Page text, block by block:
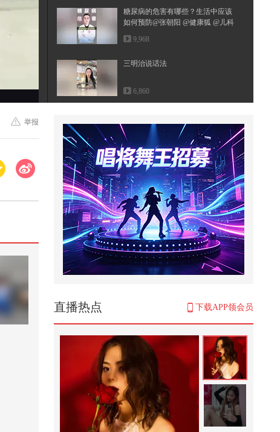
糖尿病的危害有哪些？生活中应该
如何预防@张朝阳 @健康狐 @儿科
马...
9,968
三明治说话法
6,860
1,399
海边遇到馆长一起玩，寻找光头卡
片，奶龙、雪王、假面、一拳超人
2,878
4多国扎堆免签都没用，中国游客
不爱出国了，背后是文化自信
895
【春关登岛打卡Day20】【春关回
神医华佗到底是不是曹操所害？我
们今天都用华佗在世，
竟然现场看到了麒麟！！太爽
了！！#2026春季搜狐视频关注流
大会
6,492
#2026春季搜狐视频播主大会 上，
举报
直播热点 下载APP领会员